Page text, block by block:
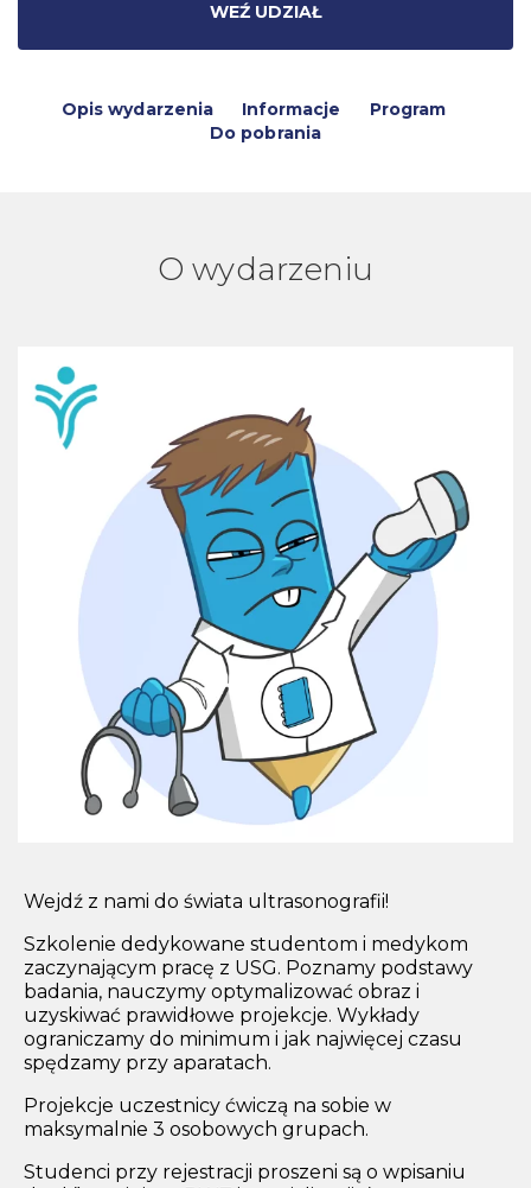
WEŹ UDZIAŁ
Opis wydarzenia Informacje
Program
Do pobrania
O wydarzeniu
Wejdź z nami do świata ultrasonografii!
Szkolenie dedykowane studentom i medykom
zaczynającym pracę z USG. Poznamy podstawy
badania, nauczymy optymalizować obraz i
uzyskiwać prawidłowe projekcje. Wykłady
ograniczamy do minimum i jak najwięcej czasu
spędzamy przy aparatach.
Projekcje uczestnicy ćwiczą na sobie w
maksymalnie 3 osobowych grupach.
Studenci przy rejestracji proszeni są o wpisaniu